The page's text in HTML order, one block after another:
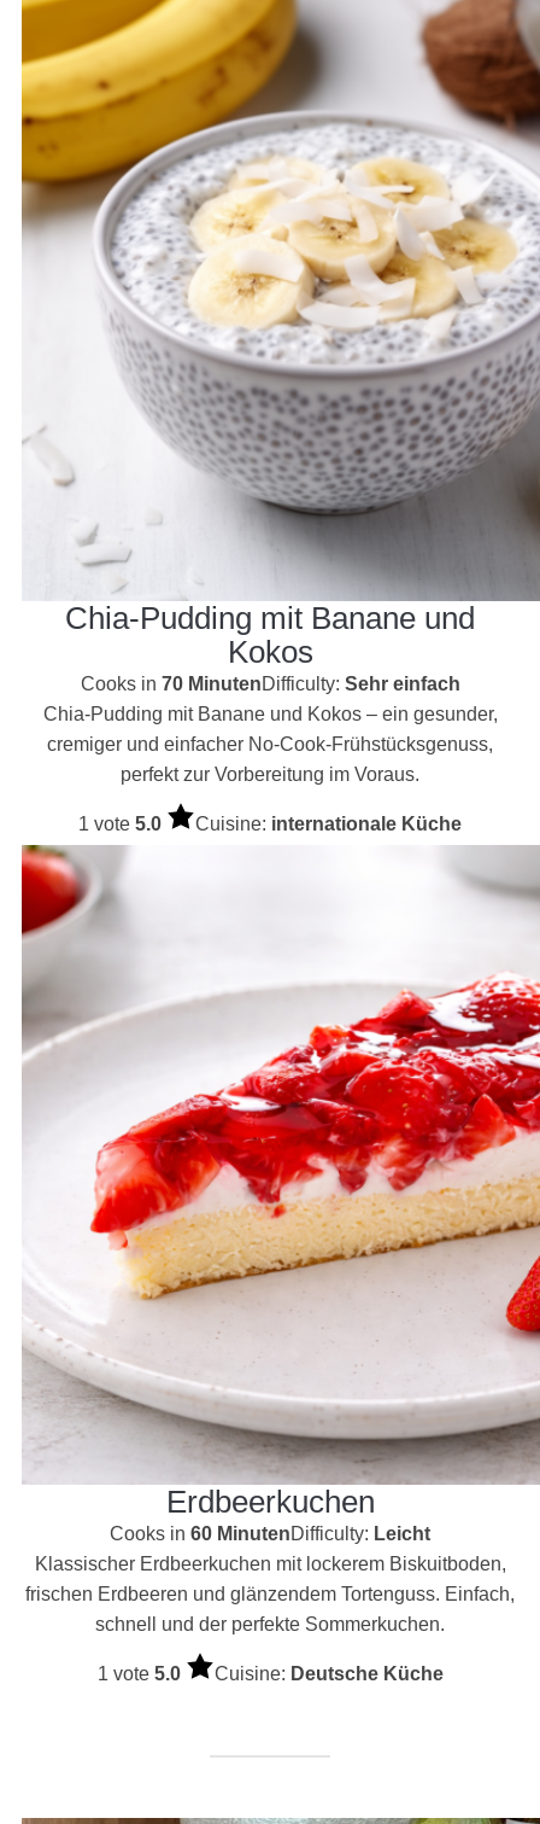
Chia-Pudding mit Banane und
Kokos
Cooks in 70 MinutenDifficulty: Sehr einfach
Chia-Pudding mit Banane und Kokos – ein gesunder,
cremiger und einfacher No-Cook-Frühstücksgenuss,
perfekt zur Vorbereitung im Voraus.
1 vote 5.0 Cuisine: internationale Küche
Erdbeerkuchen
Cooks in 60 MinutenDifficulty: Leicht
Klassischer Erdbeerkuchen mit lockerem Biskuitboden,
frischen Erdbeeren und glänzendem Tortenguss. Einfach,
schnell und der perfekte Sommerkuchen.
1 vote 5.0 Cuisine: Deutsche Küche